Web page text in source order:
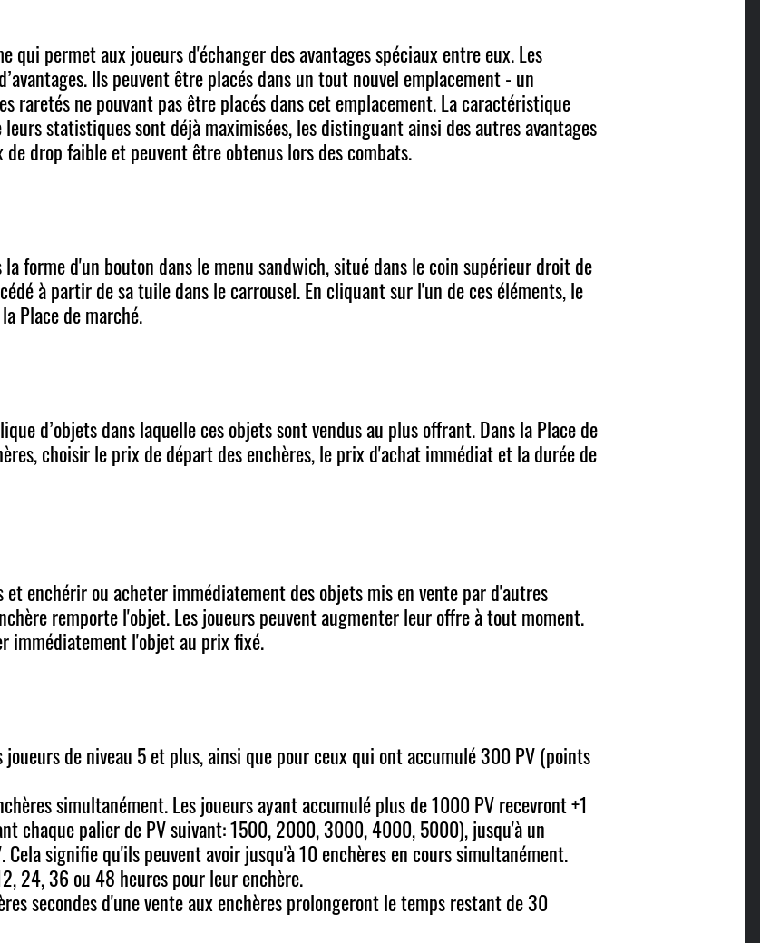
qui permet aux joueurs d'échanger des avantages spéciaux entre eux. Les
Ils peuvent être placés dans un tout nouvel emplacement - un
raretés ne pouvant pas être placés dans cet emplacement. La caractéristique
statistiques sont déjà maximisées, les distinguant ainsi des autres avantages
drop faible et peuvent être obtenus lors des combats.
forme d'un bouton dans le menu sandwich, situé dans le coin supérieur droit de
à partir de sa tuile dans le carrousel. En cliquant sur l'un de ces éléments, le
Place de marché.
d’objets dans laquelle ces objets sont vendus au plus offrant. Dans la Place de
choisir le prix de départ des enchères, le prix d'achat immédiat et la durée de
enchérir ou acheter immédiatement des objets mis en vente par d'autres
remporte l'objet. Les joueurs peuvent augmenter leur offre à tout moment.
immédiatement l'objet au prix fixé.
de niveau 5 et plus, ainsi que pour ceux qui ont accumulé 300 PV (points
simultanément. Les joueurs ayant accumulé plus de 1000 PV recevront +1
chaque palier de PV suivant: 1500, 2000, 3000, 4000, 5000), jusqu'à un
signifie qu'ils peuvent avoir jusqu'à 10 enchères en cours simultanément.
24, 36 ou 48 heures pour leur enchère.
secondes d'une vente aux enchères prolongeront le temps restant de 30